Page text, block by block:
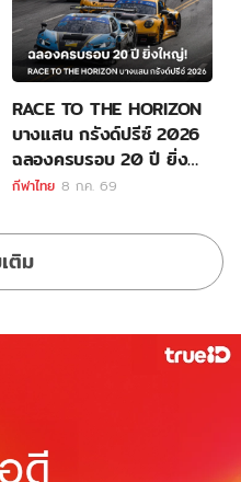
RACE TO THE HORIZON
บางแสน กรังด์ปรีซ์ 2026
ฉลองครบรอบ 20 ปี ยิ่ง
ใหญ่
กีฬาไทย 8 ก.ค. 69
ติม